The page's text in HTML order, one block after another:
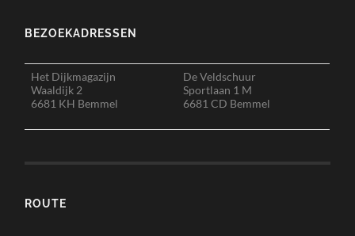
BEZOEKADRESSEN
Het Dijkmagazijn
Waaldijk 2
6681 KH Bemmel
De Veldschuur
Sportlaan 1 M
6681 CD Bemmel
ROUTE